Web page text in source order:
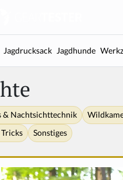
Jagdrucksack Jagdhunde
& Nachtsichttechnik
Sonstiges